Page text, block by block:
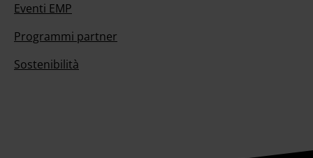
Eventi EMP
Programmi partner
Sostenibilità